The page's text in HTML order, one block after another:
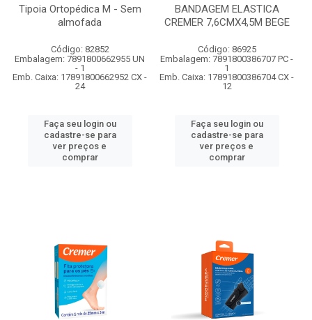
Tipoia Ortopédica M - Sem
almofada
Código: 82852
Embalagem: 7891800662955 UN
- 1
Emb. Caixa: 17891800662952 CX -
24
Faça seu login ou
cadastre-se para
ver preços e
comprar
BANDAGEM ELASTICA
CREMER 7,6CMX4,5M BEGE
Código: 86925
Embalagem: 7891800386707 PC -
1
Emb. Caixa: 17891800386704 CX -
12
Faça seu login ou
cadastre-se para
ver preços e
comprar